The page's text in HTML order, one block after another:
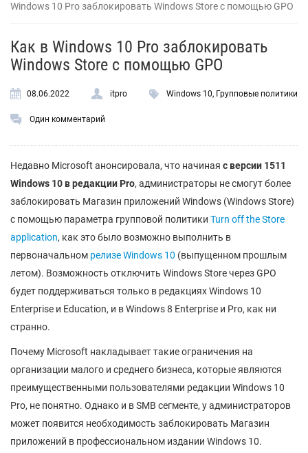
Windows 10 Pro заблокировать Windows Store с помощью GPO
Как в Windows 10 Pro заблокировать
Windows Store с помощью GPO
08.06.2022 itpro Windows 10, Групповые политики
Один комментарий
Недавно Microsoft анонсировала, что начиная с версии 1511
Windows 10 в редакции Pro, администраторы не смогут более
заблокировать Магазин приложений Windows (Windows Store)
с помощью параметра групповой политики Turn off the Store
application, как это было возможно выполнить в
первоначальном релизе Windows 10 (выпущенном прошлым
летом). Возможность отключить Windows Store через GPO
будет поддерживаться только в редакциях Windows 10
Enterprise и Education, и в Windows 8 Enterprise и Pro, как ни
странно.
Почему Microsoft накладывает такие ограничения на
организации малого и среднего бизнеса, которые являются
преимущественными пользователями редакции Windows 10
Pro, не понятно. Однако и в SMB сегменте, у администраторов
может появится необходимость заблокировать Магазин
приложений в профессиональном издании Windows 10.